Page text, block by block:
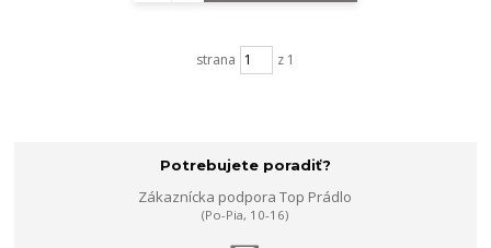
strana z 1
Potrebujete poradiť?
Zákaznícka podpora Top Prádlo
(Po-Pia, 10-16)